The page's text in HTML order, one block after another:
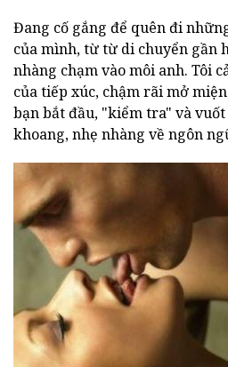
Đang cố gắng để quên đi
của mình, từ từ di chuyển gần
nhàng chạm vào môi anh. Tôi
của tiếp xúc, chậm rãi mở
bạn bắt đầu, "kiểm tra" và vuốt
khoang, nhẹ nhàng về ngôn